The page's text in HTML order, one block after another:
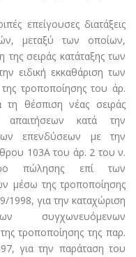
επείγουσες διατάξεις
μεταξύ των οποίων,
της σειράς κατάταξης των
ειδική εκκαθάριση των
τροποποίησης του άρ.
θέσπιση νέας σειράς
απαιτήσεων κατά την
επενδύσεων με την
103Α του άρ. 2 του ν.
πώλησης επί των
μέσω της τροποποίησης
1998, για την καταχώριση
συγχωνευόμενων
τροποποίησης της παρ.
για την παράταση του